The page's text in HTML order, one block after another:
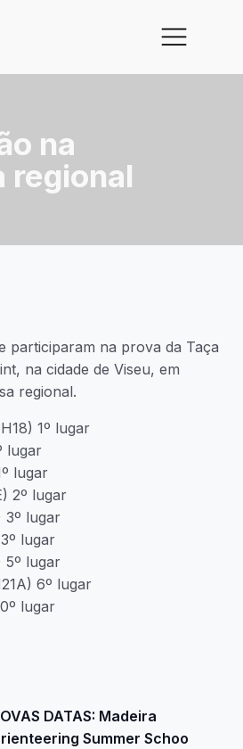
na
regional
participaram na prova da Taça
na cidade de Viseu, em
regional.
1º lugar
lugar
lugar
2º lugar
3º lugar
lugar
5º lugar
6º lugar
lugar
DATAS: Madeira
Summer Schoo